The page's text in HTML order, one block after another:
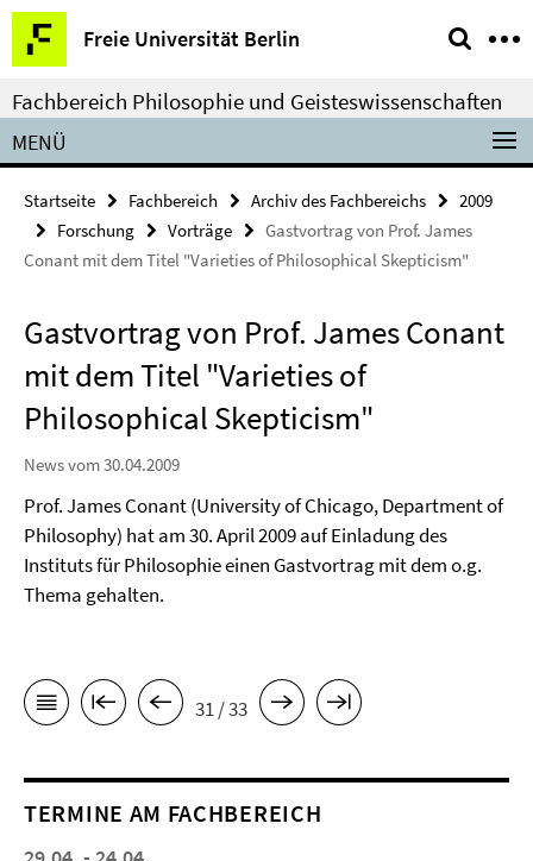
Springe
direkt
zu
Inhalt
Freie Universität Berlin
Service-
Navigation
Fachbereich Philosophie und Geisteswissenschaften
MENÜ
Startseite Fachbereich Archiv des Fachbereichs
2009
Forschung
Vorträge
Gastvortrag von Prof. James
Conant mit dem Titel "Varieties of Philosophical Skepticism"
Gastvortrag von Prof. James Conant
mit dem Titel "Varieties of
Philosophical Skepticism"
News vom 30.04.2009
Prof. James Conant (University of Chicago, Department of
Philosophy) hat am 30. April 2009 auf Einladung des
Instituts für Philosophie einen Gastvortrag mit dem o.g.
Thema gehalten.
31 / 33
TERMINE AM FACHBEREICH